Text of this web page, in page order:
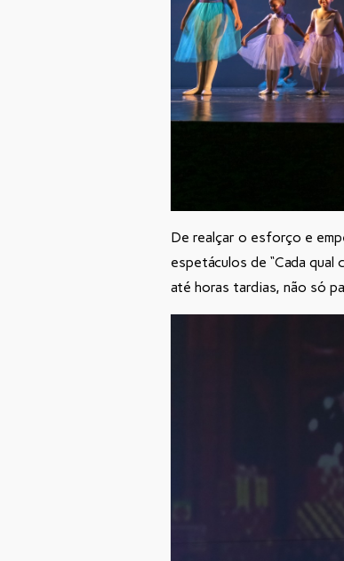
De realçar o esforço e
espetáculos de “Cada
até horas tardias, não só